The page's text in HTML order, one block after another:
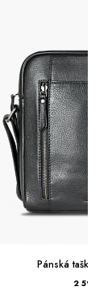
Pánská taška
2 599 Kč